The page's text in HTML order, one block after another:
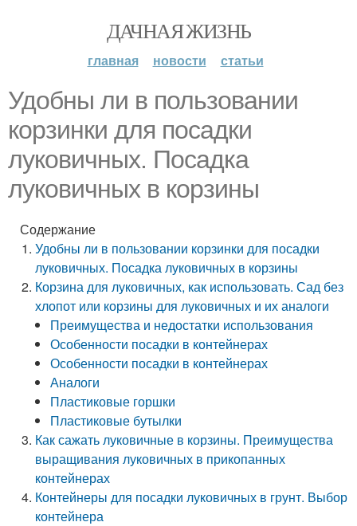
ДАЧНАЯ ЖИЗНЬ
главная новости статьи
Удобны ли в пользовании
корзинки для посадки
луковичных. Посадка
луковичных в корзины
Содержание
Удобны ли в пользовании корзинки для посадки
луковичных. Посадка луковичных в корзины
Корзина для луковичных, как использовать. Сад без
хлопот или корзины для луковичных и их аналоги
Преимущества и недостатки использования
Особенности посадки в контейнерах
Особенности посадки в контейнерах
Аналоги
Пластиковые горшки
Пластиковые бутылки
Как сажать луковичные в корзины. Преимущества
выращивания луковичных в прикопанных
контейнерах
Контейнеры для посадки луковичных в грунт. Выбор
контейнера